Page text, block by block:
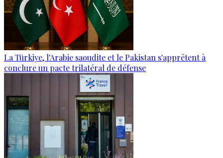
La Türkiye, l'Arabie saoudite et le Pakistan s'apprêtent à
conclure un pacte trilatéral de défense